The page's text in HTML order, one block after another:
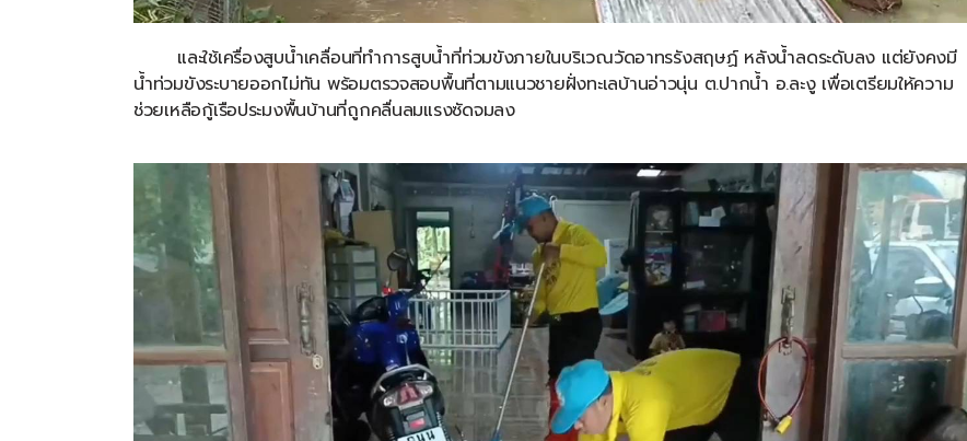
และใช้เครื่องสูบน้ำเคลื่อนที่ทำการสูบน้ำที่ท่วมขังภายในบริเวณวัดอาทรรังสฤษฏ์ หลังน้ำลดระดับลง แต่ยังคงมี
น้ำท่วมขังระบายออกไม่ทัน พร้อมตรวจสอบพื้นที่ตามแนวชายฝั่งทะเลบ้านอ่าวนุ่น ต.ปากน้ำ อ.ละงู เพื่อเตรียมให้ความ
ช่วยเหลือกู้เรือประมงพื้นบ้านที่ถูกคลื่นลมแรงซัดจมลง